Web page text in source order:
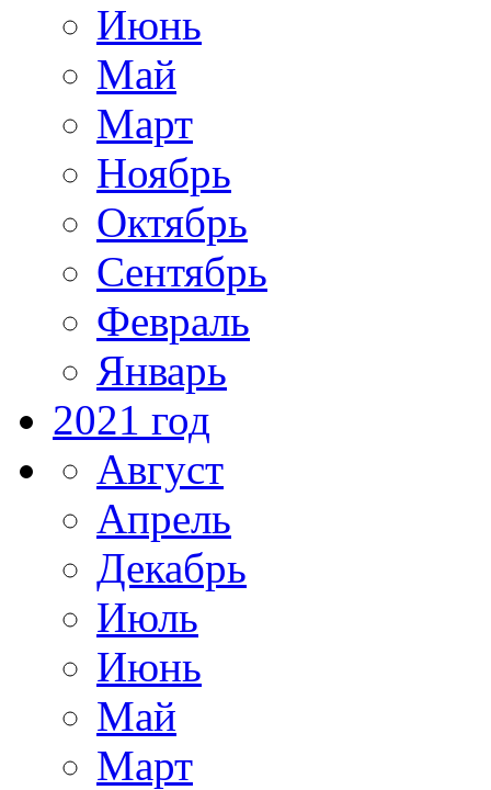
Июнь
Май
Март
Ноябрь
Октябрь
Сентябрь
Февраль
Январь
2021 год
Август
Апрель
Декабрь
Июль
Июнь
Май
Март